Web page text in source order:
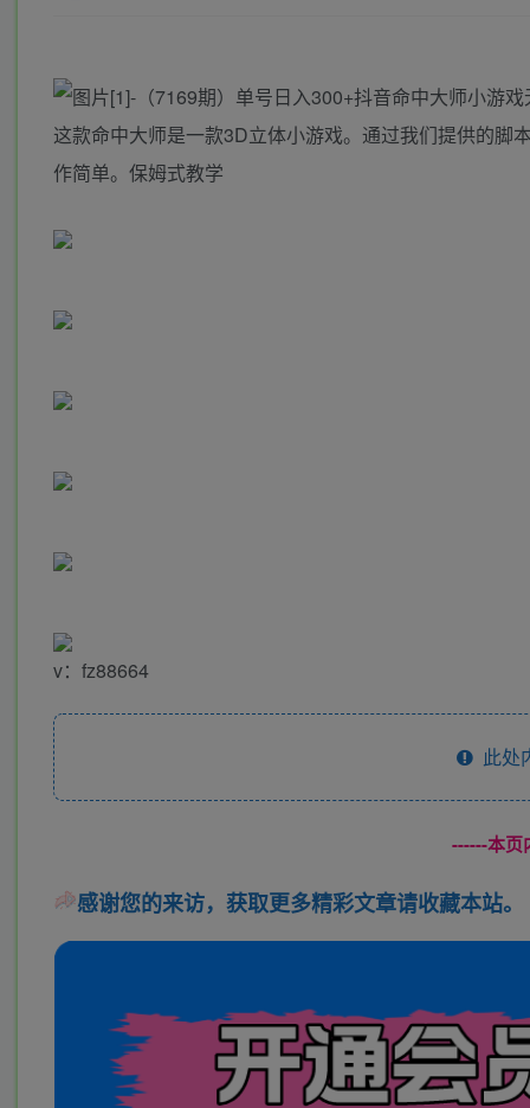
这款命中大师是一款3D立体小游戏。通过我们提供的脚
作简单。保姆式教学
v：fz88664
此处
------本页
感谢您的来访，获取更多精彩文章请收藏本站。